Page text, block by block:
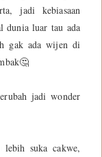
jadi kebiasaan
dunia luar tau ada
gak ada wijen di
jadi wonder
suka cakwe,